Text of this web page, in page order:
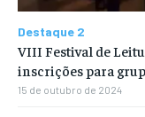
Destaque 2
VIII Festival de
inscrições para
15 de outubro de 2024